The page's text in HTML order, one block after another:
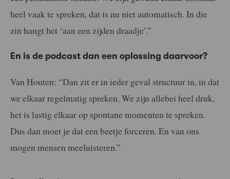
heel vaak te spreken, dat is nu niet automatisch. In die
zin hangt het ‘aan een zijden draadje’.”
En is de podcast dan een oplossing daarvoor?
Van Houten: “Dan zit er in ieder geval structuur in, in dat
we elkaar regelmatig spreken. We zijn allebei heel druk,
het is lastig elkaar op spontane momenten te spreken.
Dus dan moet je dat een beetje forceren. En van ons
mogen mensen meeluisteren.”